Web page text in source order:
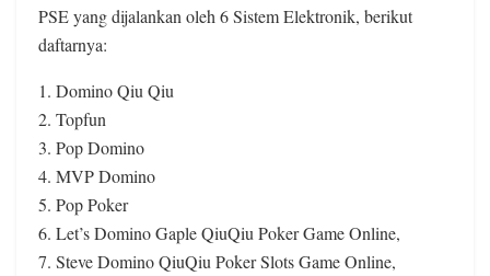
PSE yang dijalankan oleh 6 Sistem Elektronik, berikut
daftarnya:
1. Domino Qiu Qiu
2. Topfun
3. Pop Domino
4. MVP Domino
5. Pop Poker
6. Let’s Domino Gaple QiuQiu Poker Game Online,
7. Steve Domino QiuQiu Poker Slots Game Online,